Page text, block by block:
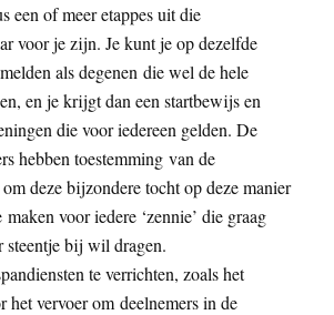
een of meer etappes uit die
voor je zijn. Je kunt je op dezelfde
als degenen die wel de hele
en je krijgt dan een startbewijs en
die voor iedereen gelden. De
hebben toestemming van de
deze bijzondere tocht op deze manier
voor iedere ‘zennie’ die graag
steentje bij wil dragen.
te verrichten, zoals het
het vervoer om deelnemers in de